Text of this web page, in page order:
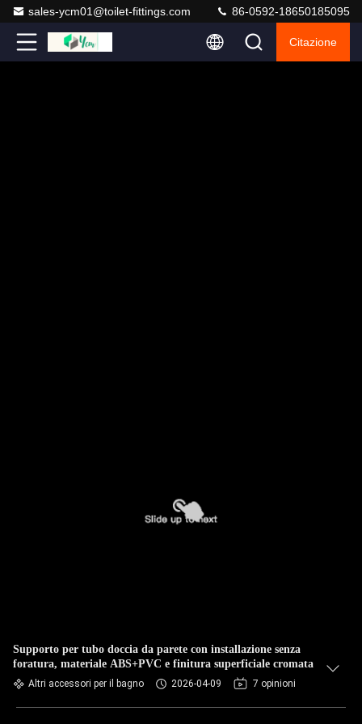
sales-ycm01@toilet-fittings.com 86-0592-18650185095
Citazione
Supporto per tubo doccia da parete con installazione senza
foratura, materiale ABS+PVC e finitura superficiale cromata
Altri accessori per il bagno 2026-04-09 7 opinioni